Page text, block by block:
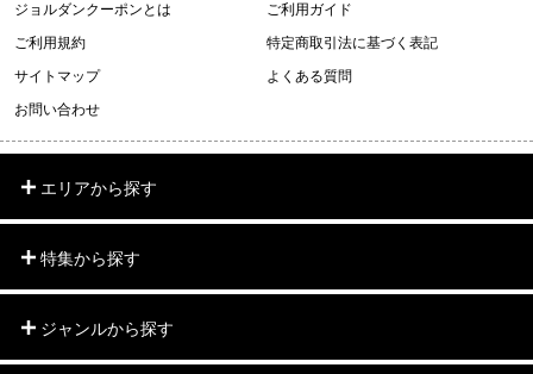
ジョルダンクーポンとは
ご利用ガイド
ご利用規約
特定商取引法に基づく表記
サイトマップ
よくある質問
お問い合わせ
エリアから探す
特集から探す
ジャンルから探す